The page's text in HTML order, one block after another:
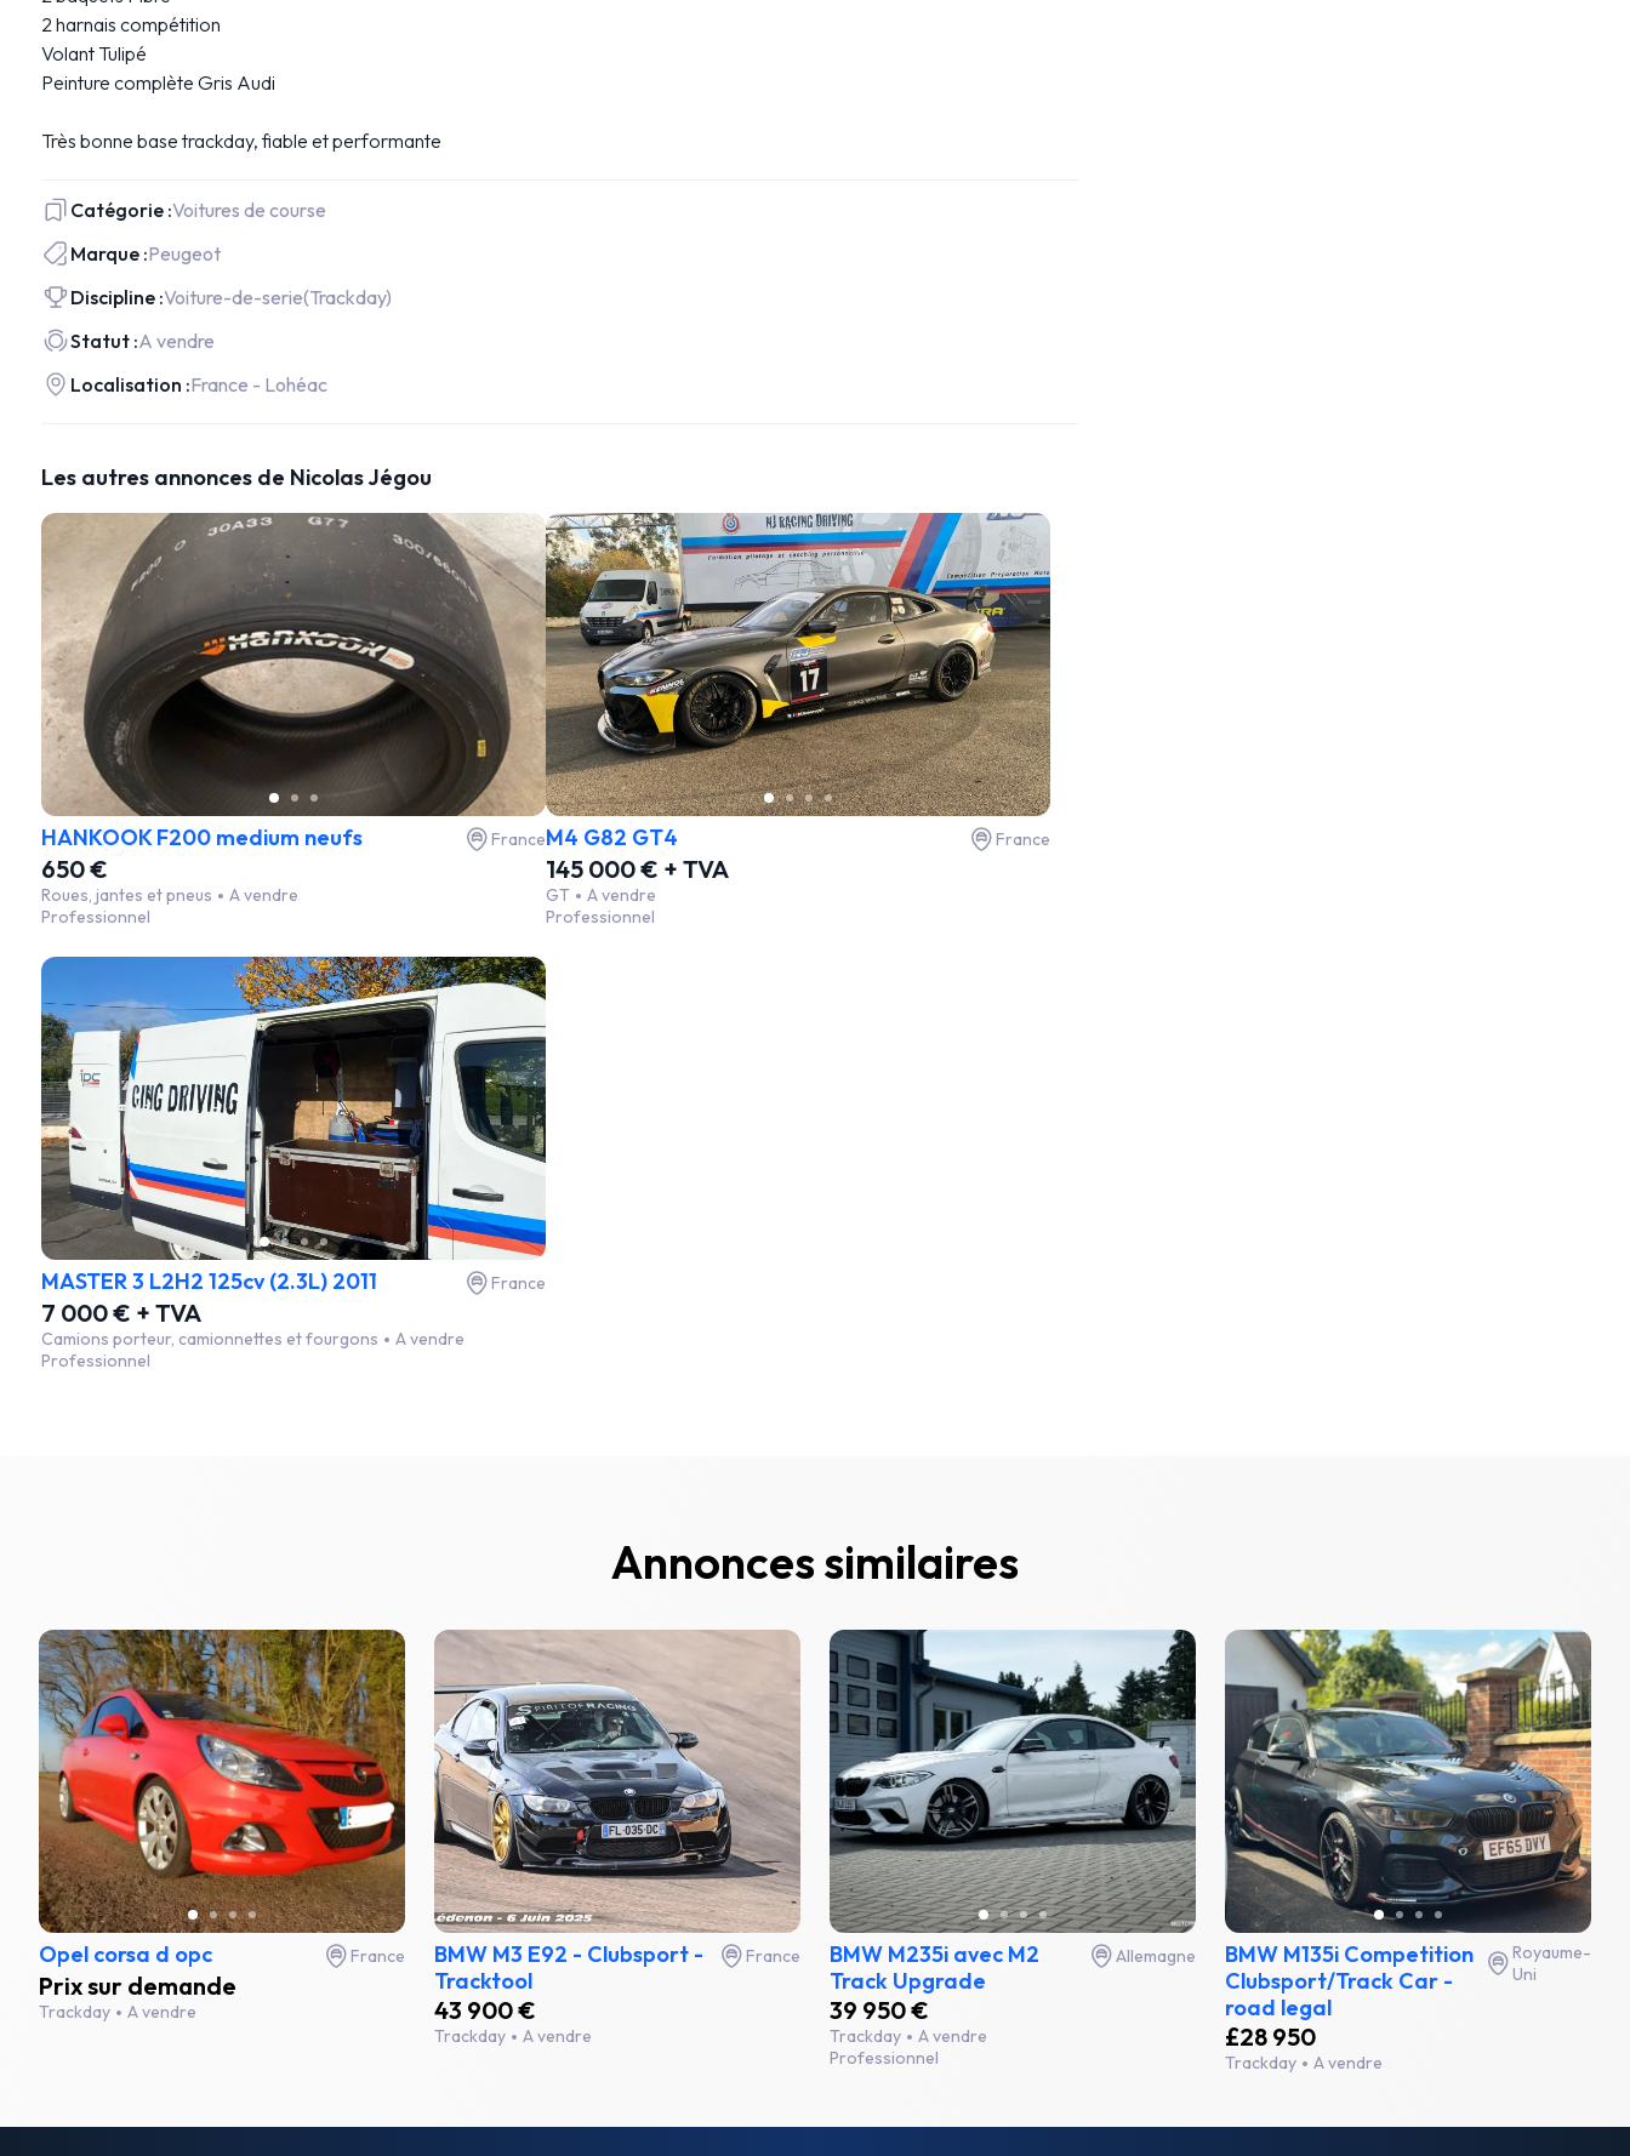
2 harnais compétition
Volant Tulipé
Peinture complète Gris Audi
Très bonne base trackday, fiable et performante
Catégorie :Voitures de course
Marque :Peugeot
Discipline :Voiture-de-serie(Trackday)
Statut :A vendre
Localisation :France - Lohéac
Les autres annonces de Nicolas Jégou
HANKOOK F200 medium neufs France
650 €
Roues, jantes et pneus
A vendre
Professionnel
M4 G82 GT4 France
145 000 € + TVA
GT
A vendre
Professionnel
MASTER 3 L2H2 125cv (2.3L) 2011 France
7 000 € + TVA
Camions porteur, camionnettes et fourgons
A vendre
Professionnel
Annonces similaires
Opel corsa d opc France
Prix sur demande
Trackday A vendre
BMW M3 E92 - Clubsport -
Tracktool
France
43 900 €
Trackday A vendre
BMW M235i avec M2
Track Upgrade
Allemagne
39 950 €
Trackday
A vendre
Professionnel
BMW M135i Competition
Clubsport/Track Car -
road legal
Royaume-
Uni
£28 950
Trackday A vendre